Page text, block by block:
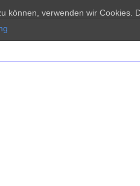
verwenden wir